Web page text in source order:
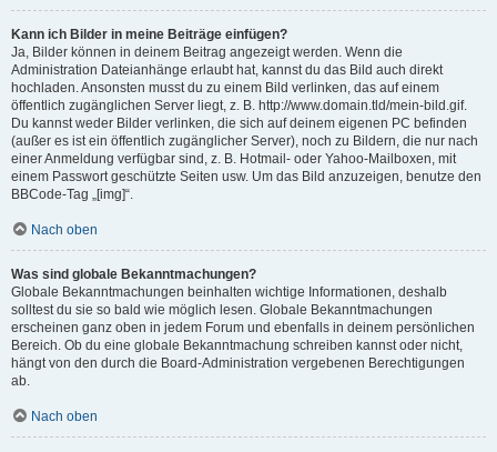
Kann ich Bilder in meine Beiträge einfügen?
Ja, Bilder können in deinem Beitrag angezeigt werden. Wenn die
Administration Dateianhänge erlaubt hat, kannst du das Bild auch direkt
hochladen. Ansonsten musst du zu einem Bild verlinken, das auf einem
öffentlich zugänglichen Server liegt, z. B. http://www.domain.tld/mein-bild.gif.
Du kannst weder Bilder verlinken, die sich auf deinem eigenen PC befinden
(außer es ist ein öffentlich zugänglicher Server), noch zu Bildern, die nur nach
einer Anmeldung verfügbar sind, z. B. Hotmail- oder Yahoo-Mailboxen, mit
einem Passwort geschützte Seiten usw. Um das Bild anzuzeigen, benutze den
BBCode-Tag „[img]“.
Nach oben
Was sind globale Bekanntmachungen?
Globale Bekanntmachungen beinhalten wichtige Informationen, deshalb
solltest du sie so bald wie möglich lesen. Globale Bekanntmachungen
erscheinen ganz oben in jedem Forum und ebenfalls in deinem persönlichen
Bereich. Ob du eine globale Bekanntmachung schreiben kannst oder nicht,
hängt von den durch die Board-Administration vergebenen Berechtigungen
ab.
Nach oben